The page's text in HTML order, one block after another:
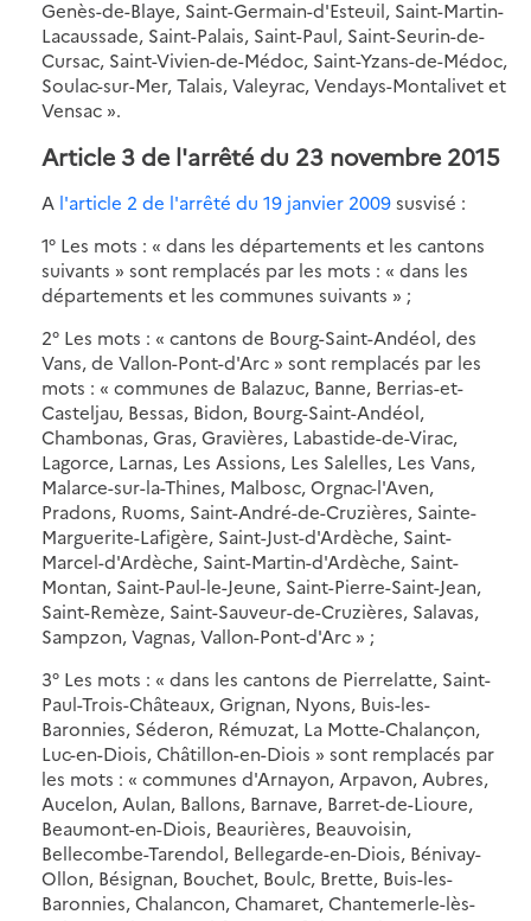
Genès-de-Blaye, Saint-Germain-d'Esteuil, Saint-Martin-
Lacaussade, Saint-Palais, Saint-Paul, Saint-Seurin-de-
Cursac, Saint-Vivien-de-Médoc, Saint-Yzans-de-Médoc,
Soulac-sur-Mer, Talais, Valeyrac, Vendays-Montalivet et
Vensac ».
Article 3 de l'arrêté du 23 novembre 2015
A l'article 2 de l'arrêté du 19 janvier 2009susvisé :
1° Les mots : « dans les départements et les cantons
suivants » sont remplacés par les mots : « dans les
départements et les communes suivants » ;
2° Les mots : « cantons de Bourg-Saint-Andéol, des
Vans, de Vallon-Pont-d'Arc » sont remplacés par les
mots : « communes de Balazuc, Banne, Berrias-et-
Casteljau, Bessas, Bidon, Bourg-Saint-Andéol,
Chambonas, Gras, Gravières, Labastide-de-Virac,
Lagorce, Larnas, Les Assions, Les Salelles, Les Vans,
Malarce-sur-la-Thines, Malbosc, Orgnac-l'Aven,
Pradons, Ruoms, Saint-André-de-Cruzières, Sainte-
Marguerite-Lafigère, Saint-Just-d'Ardèche, Saint-
Marcel-d'Ardèche, Saint-Martin-d'Ardèche, Saint-
Montan, Saint-Paul-le-Jeune, Saint-Pierre-Saint-Jean,
Saint-Remèze, Saint-Sauveur-de-Cruzières, Salavas,
Sampzon, Vagnas, Vallon-Pont-d'Arc » ;
3° Les mots : « dans les cantons de Pierrelatte, Saint-
Paul-Trois-Châteaux, Grignan, Nyons, Buis-les-
Baronnies, Séderon, Rémuzat, La Motte-Chalançon,
Luc-en-Diois, Châtillon-en-Diois » sont remplacés par
les mots : « communes d'Arnayon, Arpavon, Aubres,
Aucelon, Aulan, Ballons, Barnave, Barret-de-Lioure,
Beaumont-en-Diois, Beaurières, Beauvoisin,
Bellecombe-Tarendol, Bellegarde-en-Diois, Bénivay-
Ollon, Bésignan, Bouchet, Boulc, Brette, Buis-les-
Baronnies, Chalancon, Chamaret, Chantemerle-lès-